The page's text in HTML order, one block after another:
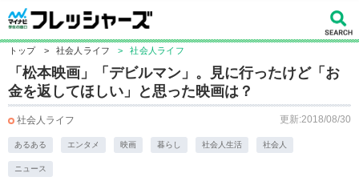
トップ > 社会人ライフ > 社会人ライフ
「松本映画」「デビルマン」。見に行ったけど「お
金を返してほしい」と思った映画は？
社会人ライフ 更新:2018/08/30
あるある エンタメ 映画 暮らし 社会人生活 社会人
ニュース